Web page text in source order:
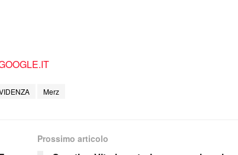
Merz
Prossimo articolo